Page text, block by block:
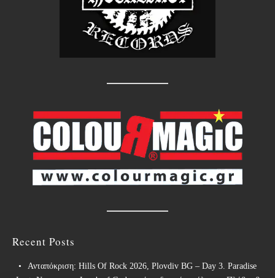
Recent Posts
Ανταπόκριση: Hills Of Rock 2026, Plovdiv BG – Day 3. Paradise